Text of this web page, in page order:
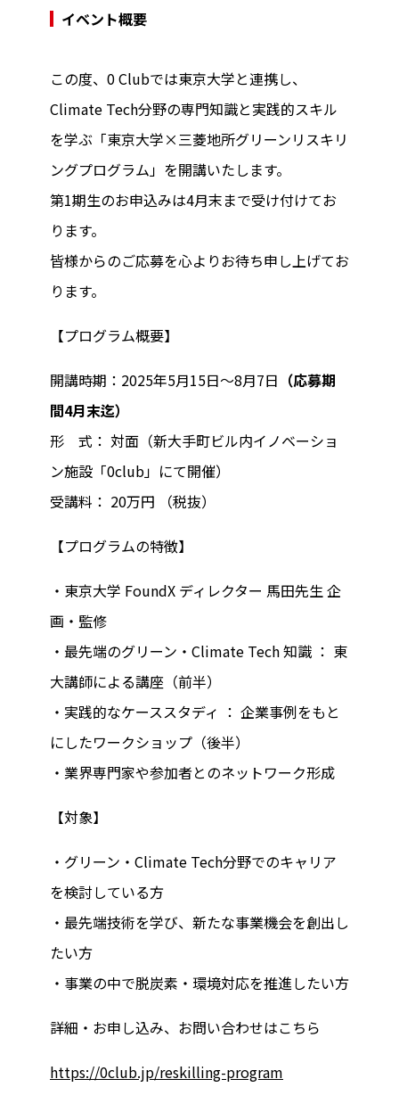
イベント概要
この度、0 Clubでは東京大学と連携し、
Climate Tech分野の専門知識と実践的スキル
を学ぶ「東京大学×三菱地所グリーンリスキリ
ングプログラム」を開講いたします。
第1期生のお申込みは4月末まで受け付けてお
ります。
皆様からのご応募を心よりお待ち申し上げてお
ります。
【プログラム概要】
開講時期：2025年5月15日～8月7日 （応募期
間4月末迄）
形 式： 対面（新大手町ビル内イノベーショ
ン施設「0club」にて開催）
受講料： 20万円 （税抜）
【プログラムの特徴】
・東京大学 FoundX ディレクター 馬田先生 企
画・監修
・最先端のグリーン・Climate Tech 知識 ： 東
大講師による講座（前半）
・実践的なケーススタディ ： 企業事例をもと
にしたワークショップ（後半）
・業界専門家や参加者とのネットワーク形成
【対象】
・グリーン・Climate Tech分野でのキャリア
を検討している方
・最先端技術を学び、新たな事業機会を創出し
たい方
・事業の中で脱炭素・環境対応を推進したい方
詳細・お申し込み、お問い合わせはこちら
https://0club.jp/reskilling-program